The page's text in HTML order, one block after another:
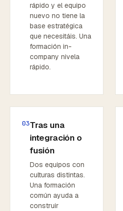
rápido y el equipo
nuevo no tiene la
base estratégica
que necesitáis. Una
formación in-
company nivela
rápido.
03Tras una
integración o
fusión
Dos equipos con
culturas distintas.
Una formación
común ayuda a
construir